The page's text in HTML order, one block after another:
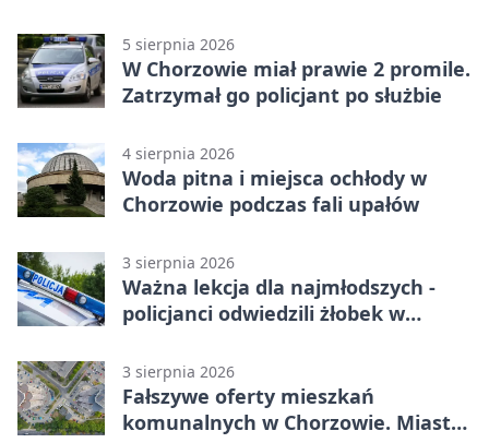
5 sierpnia 2026
W Chorzowie miał prawie 2 promile.
Zatrzymał go policjant po służbie
4 sierpnia 2026
Woda pitna i miejsca ochłody w
Chorzowie podczas fali upałów
3 sierpnia 2026
Ważna lekcja dla najmłodszych -
policjanci odwiedzili żłobek w
3 sierpnia 2026
Fałszywe oferty mieszkań
komunalnych w Chorzowie. Miasto